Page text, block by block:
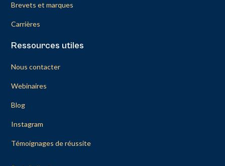
Brevets et marques
Carrières
Ressources utiles
Nous contacter
Webinaires
Blog
Instagram
Témoignages de réussite